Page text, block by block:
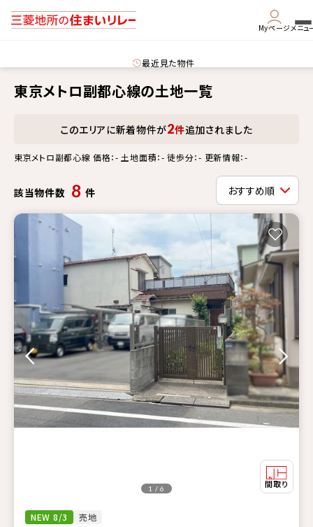
Myページメニュ
最近見た物件
東京メトロ副都心線の土地一覧
このエリアに新着物件が2件追加されました
東京メトロ副都心線 価格：- 土地面積：- 徒歩分：- 更新情報：-
該当物件数 8 件
NEW 8/3 売地
1 / 6